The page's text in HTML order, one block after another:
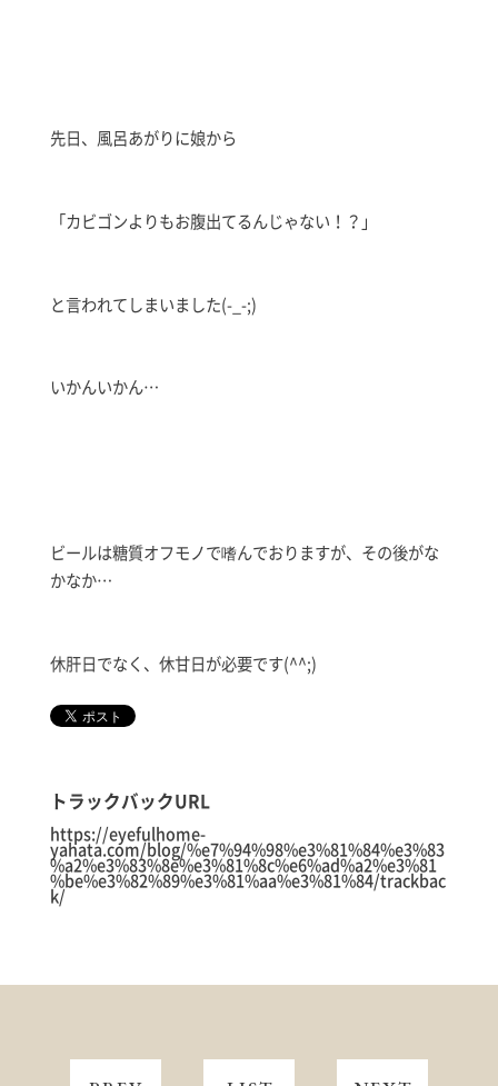
先日、風呂あがりに娘から
「カビゴンよりもお腹出てるんじゃない！？」
と言われてしまいました(-_-;)
いかんいかん…
ビールは糖質オフモノで嗜んでおりますが、その後がな
かなか…
休肝日でなく、休甘日が必要です(^^;)
トラックバックURL
https://eyefulhome-
yahata.com/blog/%e7%94%98%e3%81%84%e3%83
%a2%e3%83%8e%e3%81%8c%e6%ad%a2%e3%81
%be%e3%82%89%e3%81%aa%e3%81%84/trackbac
k/